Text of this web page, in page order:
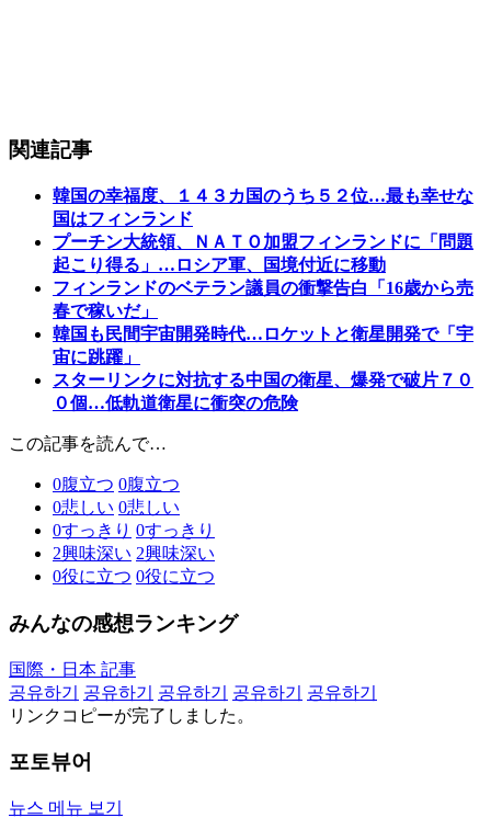
関連記事
韓国の幸福度、１４３カ国のうち５２位…最も幸せな
国はフィンランド
プーチン大統領、ＮＡＴＯ加盟フィンランドに「問題
起こり得る」…ロシア軍、国境付近に移動
フィンランドのベテラン議員の衝撃告白「16歳から売
春で稼いだ」
韓国も民間宇宙開発時代…ロケットと衛星開発で「宇
宙に跳躍」
スターリンクに対抗する中国の衛星、爆発で破片７０
０個…低軌道衛星に衝突の危険
この記事を読んで…
0腹立つ 0腹立つ
0悲しい 0悲しい
0すっきり 0すっきり
2興味深い 2興味深い
0役に立つ 0役に立つ
みんなの感想ランキング
国際・日本 記事
공유하기
공유하기 공유하기 공유하기
공유하기
リンクコピーが完了しました。
포토뷰어
뉴스 메뉴 보기